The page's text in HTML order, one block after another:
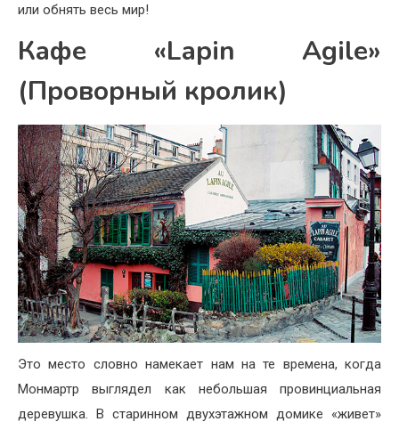
или обнять весь мир!
Кафе «Lapin Agile»
(Проворный кролик)
Это место словно намекает нам на те времена, когда
Монмартр выглядел как небольшая провинциальная
деревушка. В старинном двухэтажном домике «живет»